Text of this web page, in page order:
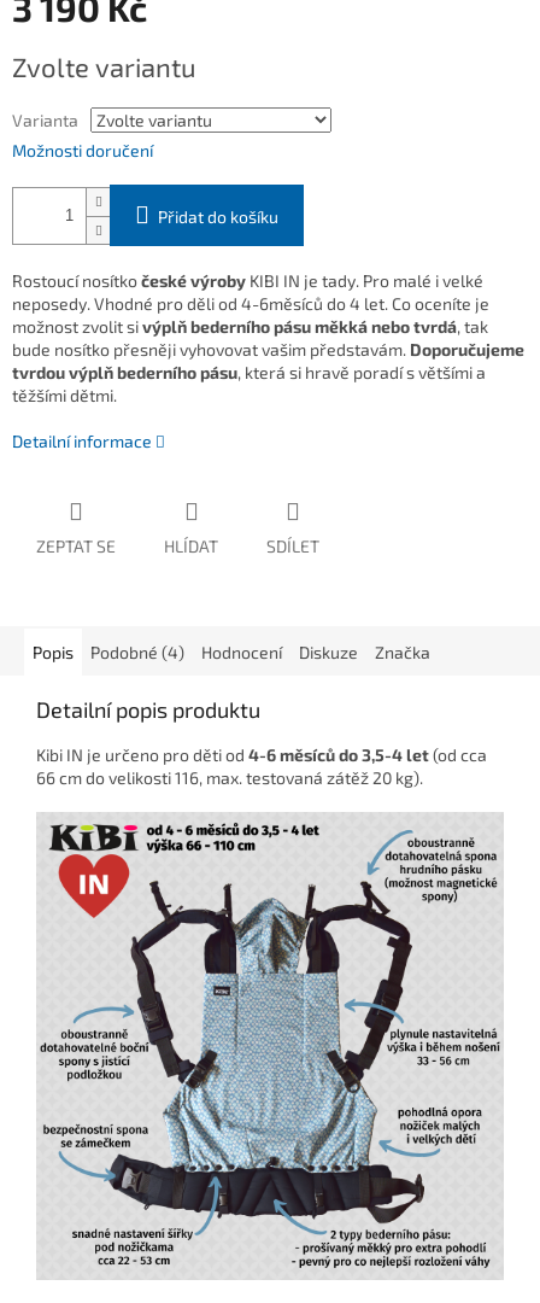
cena:
Zvolte variantu
Varianta
Možnosti doručení
Přidat do košíku
Rostoucí nosítkočeské výroby KIBI IN je tady. Pro malé i velké
neposedy. Vhodné pro děli od 4-6měsíců do 4 let. Co oceníte je
možnost zvolit sivýplň bederního pásu měkká nebo tvrdá, tak
bude nosítko přesněji vyhovovat vašim představám. Doporučujeme
tvrdou výplň bederního pásu, která si hravě poradí s většími a
těžšími dětmi.
Detailní informace
ZEPTAT SE HLÍDAT SDÍLET
Popis Podobné (4) Hodnocení Diskuze Značka
Detailní popis produktu
Kibi IN je určeno pro děti od 4-6 měsíců do 3,5-4 let(od cca
66 cm do velikosti 116, max. testovaná zátěž 20 kg).